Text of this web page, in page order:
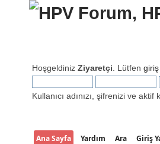
Hoşgeldiniz Ziyaretçi . Lütfen giriş
Kullanıcı adınızı, şifrenizi ve
Ana Sayfa Yardım Ara Giriş